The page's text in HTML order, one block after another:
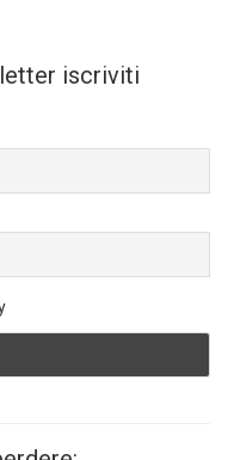
iscriviti